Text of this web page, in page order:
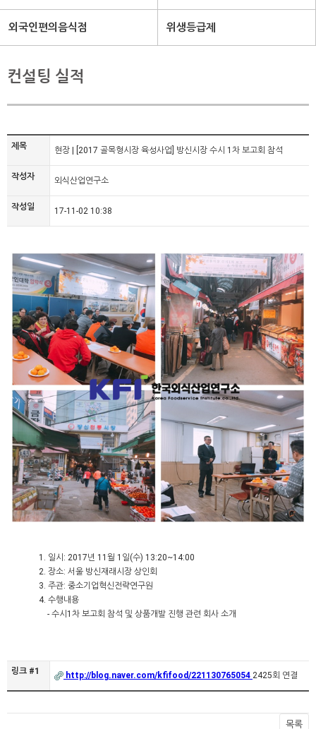
외국인편의음식점 위생등급제
컨설팅 실적
제목 현장 | [2017 골목형시장 육성사업] 방신시장 수시 1차 보고회 참석
작성자 외식산업연구소
작성일 17-11-02 10:38
1. 일시: 2017년 11월 1일(수) 13:20~14:00
2. 장소: 서울 방신재래시장 상인회
3. 주관: 중소기업혁신전략연구원
4. 수행내용
- 수시1차 보고회 참석 및 상품개발 진행 관련 회사 소개
링크 #1 http://blog.naver.com/kfifood/221130765054 2425회 연결
목록